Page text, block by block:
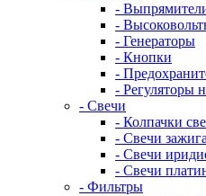
-
-
- Генераторы
- Кнопки
-
- Регуляторы
- Свечи
- Колпачки
- Свечи
- Свечи
- Свечи
- Фильтры